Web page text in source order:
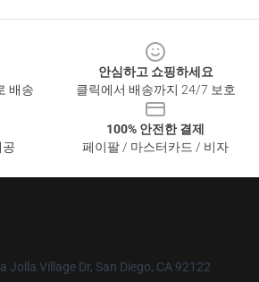
배송
안심하고 쇼핑하세요
클릭에서 배송까지 24/7 보호
100% 안전한 결제
페이팔 / 마스터카드 / 비자
Jolla Village Dr, San Diego, CA 92122